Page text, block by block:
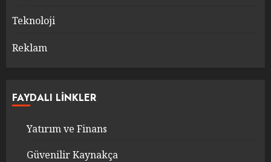
Teknoloji
Reklam
FAYDALI LINKLER
Yatırım ve Finans
Güvenilir Kaynakça